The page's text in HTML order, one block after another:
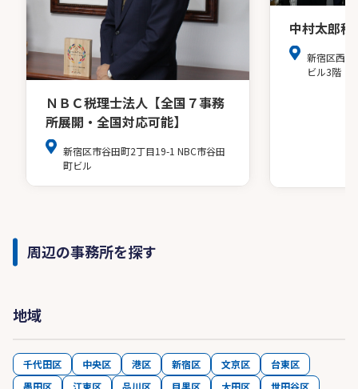
ＮＢＣ税理士法人【全国７事務
所展開・全国対応可能】
新宿区市谷田町2丁目19-1 NBC市谷田
町ビル
中村太郎
新宿区西
ビル3階
周辺の事務所を探す
地域
千代田区 中央区 港区 新宿区 文京区
台東区